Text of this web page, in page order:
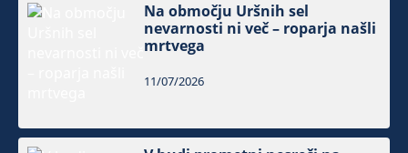
Na območju Uršnih sel
nevarnosti ni več – roparja našli
mrtvega
11/07/2026